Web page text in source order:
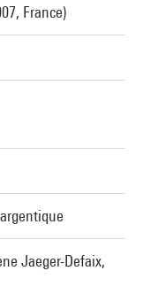
France)
Jaeger-Defaix,